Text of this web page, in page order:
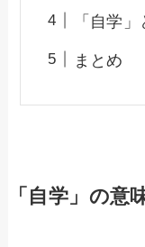
「自学
まとめ
「自学」の意